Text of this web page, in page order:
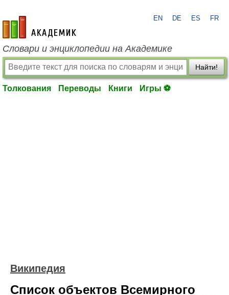
academic.ru
EN DE ES FR
Словари и энциклопедии на Академике
Найти!
Толкования Переводы Книги Игры ⚽
Википедия
Список объектов Всемирного